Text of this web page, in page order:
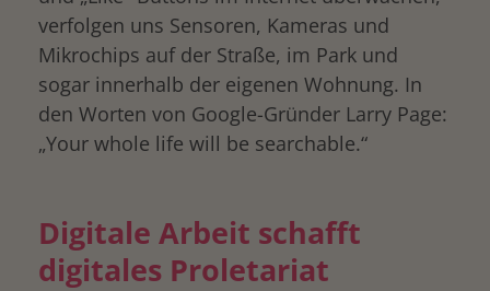
verfolgen uns Sensoren, Kameras und
Mikrochips auf der Straße, im Park und
sogar innerhalb der eigenen Wohnung. In
den Worten von Google-Gründer Larry Page:
„Your whole life will be searchable.“
Digitale Arbeit schafft
digitales Proletariat